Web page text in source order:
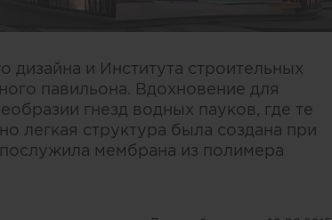
дизайна и Института строительных
павильона. Вдохновение для
гнезд водных пауков, где те
легкая структура была создана при
мембрана из полимера